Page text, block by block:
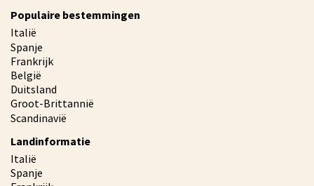
Populaire bestemmingen
Italië
Spanje
Frankrijk
België
Duitsland
Groot-Brittannië
Scandinavië
Landinformatie
Italië
Spanje